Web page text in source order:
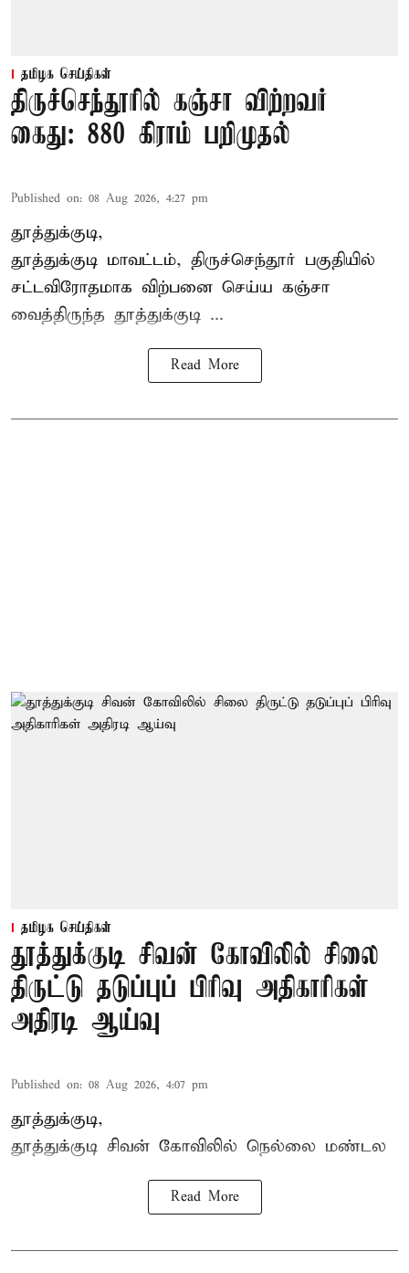
தமிழக செய்திகள்
திருச்செந்தூரில் கஞ்சா விற்றவர்
கைது: 880 கிராம் பறிமுதல்
Published on: 08 Aug 2026, 4:27 pm
தூத்துக்குடி,
தூத்துக்குடி மாவட்டம், திருச்செந்தூர் பகுதியில்
சட்டவிரோதமாக விற்பனை செய்ய கஞ்சா
வைத்திருந்த தூத்துக்குடி ...
Read More
தமிழக செய்திகள்
தூத்துக்குடி சிவன் கோவிலில் சிலை
திருட்டு தடுப்புப் பிரிவு அதிகாரிகள்
அதிரடி ஆய்வு
Published on: 08 Aug 2026, 4:07 pm
தூத்துக்குடி,
தூத்துக்குடி சிவன் கோவிலில் நெல்லை மண்டல
Read More